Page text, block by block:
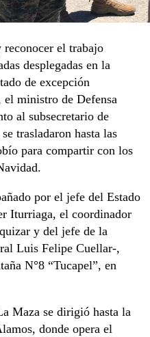
el trabajo
desplegadas en la
de excepción
ministro de Defensa
al subsecretario de
trasladaron hasta las
para compartir con los
por el jefe del Estado
Iturriaga, el coordinador
y del jefe de la
Luis Felipe Cuellar-,
N°8 “Tucapel”, en
Maza se dirigió hasta la
donde opera el